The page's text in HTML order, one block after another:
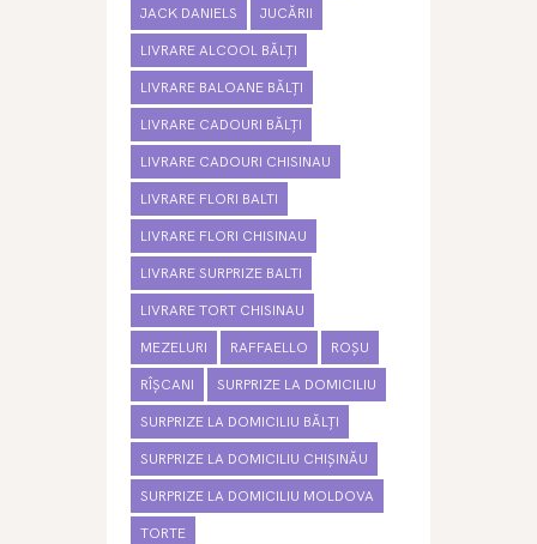
JACK DANIELS JUCĂRII
LIVRARE ALCOOL BĂLȚI
LIVRARE BALOANE BĂLȚI
LIVRARE CADOURI BĂLȚI
LIVRARE CADOURI CHISINAU
LIVRARE FLORI BALTI
LIVRARE FLORI CHISINAU
LIVRARE SURPRIZE BALTI
LIVRARE TORT CHISINAU
MEZELURI RAFFAELLO ROȘU
RÎȘCANI SURPRIZE LA DOMICILIU
SURPRIZE LA DOMICILIU BĂLȚI
SURPRIZE LA DOMICILIU CHIȘINĂU
SURPRIZE LA DOMICILIU MOLDOVA
TORTE